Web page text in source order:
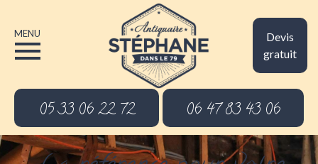
Devis
gratuit
MENU
05 33 06 22 72 06 47 83 43 06